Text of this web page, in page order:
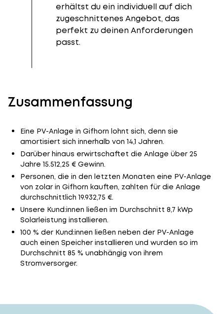
erhältst du ein individuell auf dich
zugeschnittenes Angebot, das
perfekt zu deinen Anforderungen
passt.
Zusammenfassung
Eine PV-Anlage in Gifhorn lohnt sich, denn sie
amortisiert sich innerhalb von 14,1 Jahren.
Darüber hinaus erwirtschaftet die Anlage über 25
Jahre 15.512,25 € Gewinn.
Personen, die in den letzten Monaten eine PV-Anlage
von zolar in Gifhorn kauften, zahlten für die Anlage
durchschnittlich 19.932,75 €.
Unsere Kund:innen ließen im Durchschnitt 8,7 kWp
Solarleistung installieren.
100 % der Kund:innen ließen neben der PV-Anlage
auch einen Speicher installieren und wurden so im
Durchschnitt 85 % unabhängig von ihrem
Stromversorger.